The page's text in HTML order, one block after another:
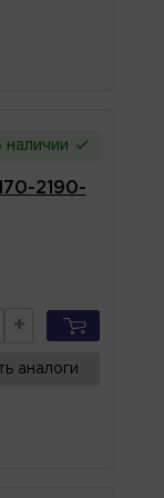
наличии
2190-
+
аналоги